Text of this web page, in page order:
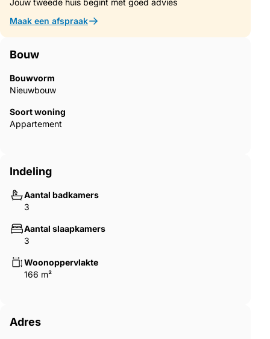
omgeving bieden voor het plezier van alle bewoners.
Daarnaast is er een gemeenschappelijk zwembad, ideaal om af
te koelen tijdens de warme zomerdagen, en een
gemeenschappelijke fitnessruimte, die een actieve levensstijl
mogelijk maakt zonder het huis te verlaten.
Jouw tweede huis begint met goed advies
Maak een afspraak
Bouw
Bouwvorm
Nieuwbouw
Soort woning
Appartement
Indeling
Aantal badkamers
3
Aantal slaapkamers
3
Woonoppervlakte
166 m²
Adres